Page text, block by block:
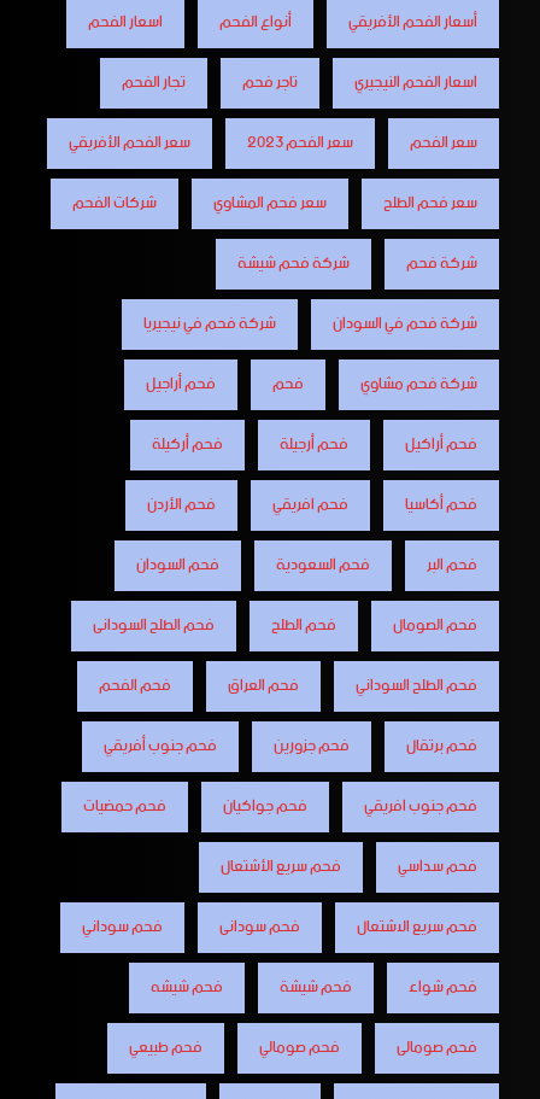
أسعار الفحم الأفريقي
أنواع الفحم
اسعار الفحم
اسعار الفحم النيجيري
تاجر فحم
تجار الفحم
سعر الفحم
سعر الفحم 2023
سعر الفحم الأفريقي
سعر فحم الطلح
سعر فحم المشاوي
شركات الفحم
شركة فحم
شركة فحم شيشة
شركة فحم في السودان
شركة فحم في نيجيريا
شركة فحم مشاوي
فحم
فحم أراجيل
فحم أراكيل
فحم أرجيلة
فحم أركيلة
فحم أكاسيا
فحم افريقي
فحم الأردن
فحم البر
فحم السعودية
فحم السودان
فحم الصومال
فحم الطلح
فحم الطلح السودانى
فحم الطلح السوداني
فحم العراق
فحم الفحم
فحم برتقال
فحم جزورين
فحم جنوب أفريقي
فحم جنوب افريقي
فحم جواكيان
فحم حمضيات
فحم سداسي
فحم سريع الأشتعال
فحم سريع الاشتعال
فحم سودانى
فحم سوداني
فحم شواء
فحم شيشة
فحم شيشه
فحم صومالى
فحم صومالي
فحم طبيعي